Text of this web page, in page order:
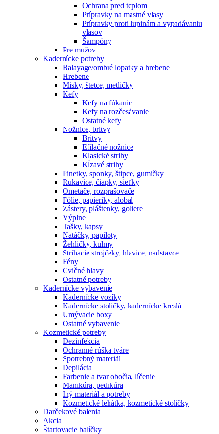
Ochrana pred teplom
Prípravky na mastné vlasy
Prípravky proti lupinám a vypadávaniu
vlasov
Šampóny
Pre mužov
Kadernícke potreby
Balayage/ombré lopatky a hrebene
Hrebene
Misky, štetce, metličky
Kefy
Kefy na fúkanie
Kefy na rozčesávanie
Ostatné kefy
Nožnice, britvy
Britvy
Efilačné nožnice
Klasické strihy
Kĺzavé strihy
Pinetky, sponky, štipce, gumičky
Rukavice, čiapky, sieťky
Ometače, rozprašovače
Fólie, papieriky, alobal
Zástery, pláštenky, goliere
Výplne
Tašky, kapsy
Natáčky, papiloty
Žehličky, kulmy
Strihacie strojčeky, hlavice, nadstavce
Fény
Cvičné hlavy
Ostatné potreby
Kadernícke vybavenie
Kadernícke vozíky
Kadernícke stoličky, kadernícke kreslá
Umývacie boxy
Ostatné vybavenie
Kozmetické potreby
Dezinfekcia
Ochranné rúška tváre
Spotrebný materiál
Depilácia
Farbenie a tvar obočia, líčenie
Manikúra, pedikúra
Iný materiál a potreby
Kozmetické lehátka, kozmetické stoličky
Darčekové balenia
Akcia
Štartovacie balíčky